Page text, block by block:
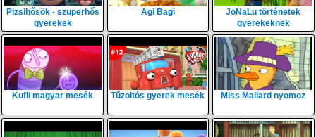
Pizsihősök - szuperhős
gyerekek
Agi Bagi
JoNaLu történetek
gyerekeknek
Kufli magyar mesék Tűzoltós gyerek mesék Miss Mallard nyomoz